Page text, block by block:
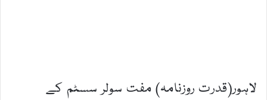
لاہور(قدرت روزنامہ) مفت سولر سسٹم کے